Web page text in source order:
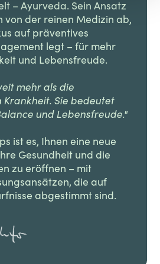
– Ayurveda. Sein Ansatz
von der reinen Medizin ab,
auf präventives
legt – für mehr
und Lebensfreude.
mehr als die
Sie bedeutet
und Lebensfreude."
ist es, Ihnen eine neue
Gesundheit und die
zu eröffnen – mit
die auf
abgestimmt sind.